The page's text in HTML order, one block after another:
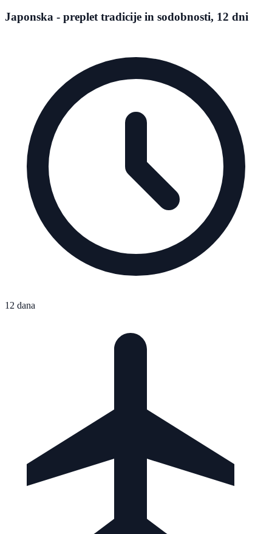
Japonska - preplet tradicije in sodobnosti, 12 dni
12 dana